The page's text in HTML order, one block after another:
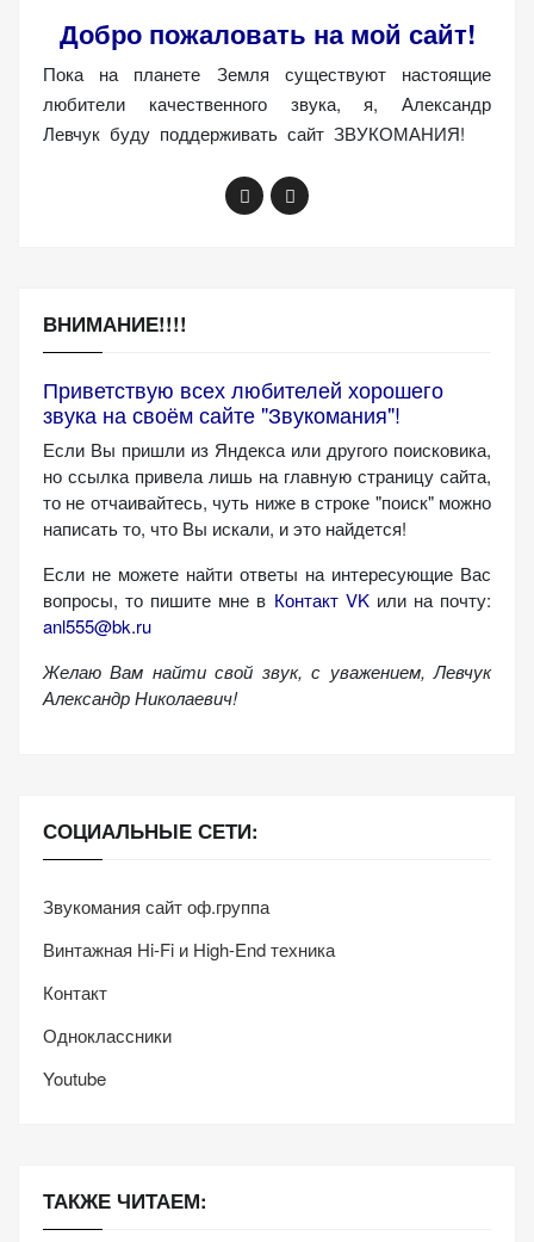
Добро пожаловать на мой сайт!
Пока на планете Земля существуют настоящие
любители качественного звука, я, Александр
Левчук буду поддерживать сайт ЗВУКОМАНИЯ!
ВНИМАНИЕ!!!!
Приветствую всех любителей хорошего
звука на своём сайте "Звукомания"!
Если Вы пришли из Яндекса или другого поисковика,
но ссылка привела лишь на главную страницу сайта,
то не отчаивайтесь, чуть ниже в строке "поиск" можно
написать то, что Вы искали, и это найдется!
Если не можете найти ответы на интересующие Вас
вопросы, то пишите мне в Контакт VKили на почту:
anl555@bk.ru
Желаю Вам найти свой звук, с уважением, Левчук
Александр Николаевич!
СОЦИАЛЬНЫЕ СЕТИ:
Звукомания сайт оф.группа
Винтажная Hi-Fi и High-End техника
Контакт
Одноклассники
Youtube
ТАКЖЕ ЧИТАЕМ:
(Яндекс.Метрика).
Анонимно, без
персональных
данных.
ваших интересов.
Рассказывая о своих
интересах и
поведении при
посещении нашего
сайта, вы повышаете
вероятность
персонализированного
контента и
предложений.